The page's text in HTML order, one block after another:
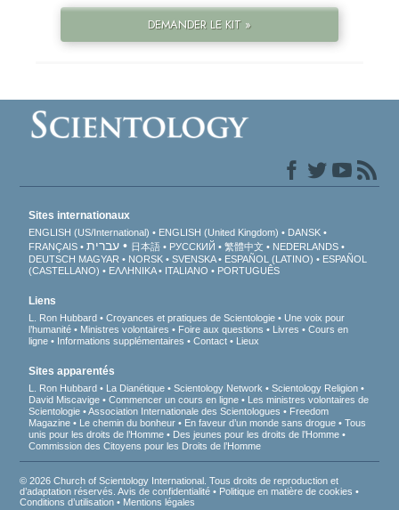
DEMANDER LE KIT »
Sites internationaux
ENGLISH (US/International) ENGLISH (United Kingdom)
DANSK
FRANÇAIS
עברית 日本語 РУССКИЙ 繁體中文
NEDERLANDS
DEUTSCH MAGYAR NORSK SVENSKA ESPAÑOL (LATINO)
ESPAÑOL
(CASTELLANO)
ΕΛΛΗΝΙΚA ITALIANO PORTUGUÊS
Liens
L. Ron Hubbard Croyances et pratiques de Scientologie
Une voix pour
l’humanité
Ministres volontaires Foire aux questions Livres
Cours en
ligne
Informations supplémentaires Contact Lieux
Sites apparentés
L. Ron Hubbard La Dianétique Scientology Network
Scientology Religion
David Miscavige
Commencer un cours en ligne
Les ministres volontaires de
Scientologie
Association Internationale des Scientologues
Freedom
Magazine
Le chemin du bonheur En faveur d’un monde sans drogue
Tous
unis pour les droits de l’Homme
Des jeunes pour les droits de l’Homme
Commission des Citoyens pour les Droits de l’Homme
© 2026 Church of Scientology International. Tous droits de reproduction et
d’adaptation réservés.Avis de confidentialité • Politique en matière de cookies •
Conditions d’utilisation • Mentions légales